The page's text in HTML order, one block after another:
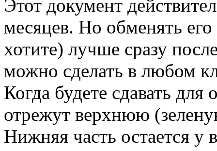
Этот документ
месяцев. Но обменять
хотите) лучше сразу
можно сделать в любом
Когда будете сдавать
отрежут верхнюю
Нижняя часть остается у